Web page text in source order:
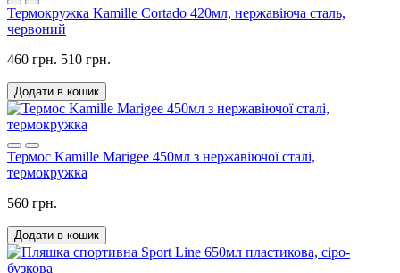
Термокружка Kamille Cortado 420мл, нержавіюча сталь,
червоний
460 грн. 510 грн.
Додати в кошик
Термос Kamille Marigee 450мл з нержавіючої сталі,
термокружка
560 грн.
Додати в кошик